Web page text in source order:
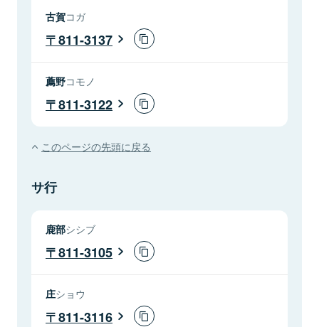
古賀コガ
811-3137
薦野コモノ
811-3122
このページの先頭に戻る
サ行
鹿部シシブ
811-3105
庄ショウ
811-3116